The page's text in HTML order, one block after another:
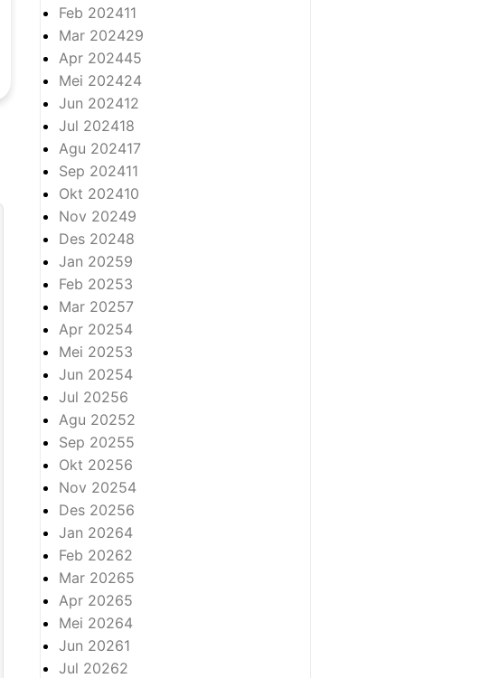
Feb 202411
Mar 202429
Apr 202445
Mei 202424
Jun 202412
Jul 202418
Agu 202417
Sep 202411
Okt 202410
Nov 20249
Des 20248
Jan 20259
Feb 20253
Mar 20257
Apr 20254
Mei 20253
Jun 20254
Jul 20256
Agu 20252
Sep 20255
Okt 20256
Nov 20254
Des 20256
Jan 20264
Feb 20262
Mar 20265
Apr 20265
Mei 20264
Jun 20261
Jul 20262